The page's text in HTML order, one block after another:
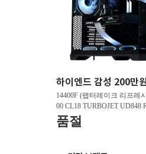
14400F (랩터레이크 리프레
00 CL18 TURBOJET UD848
2GB(16Gx2)) / B760M DS3H
스 RTX 5060 DUAL OC D7
품절